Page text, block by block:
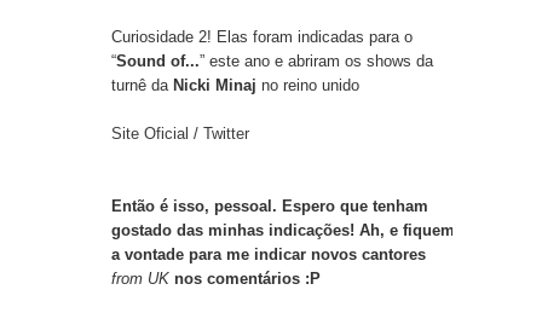
Curiosidade 2! Elas foram indicadas para o
“Sound of...” este ano e abriram os shows da
turnê da Nicki Minaj no reino unido
Site Oficial / Twitter
Então é isso, pessoal. Espero que tenham
gostado das minhas indicações! Ah, e fiquem
a vontade para me indicar novos cantores
from UK nos comentários :P